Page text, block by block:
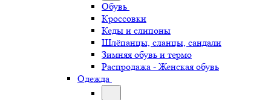
Обувь
Кроссовки
Кеды и слипоны
Шлёпанцы, сланцы, сандали
Зимняя обувь и термо
Распродажа - Женская обувь
Одежда